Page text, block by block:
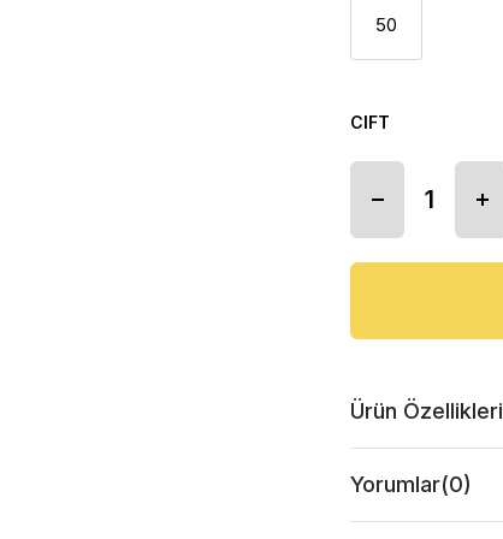
50
CIFT
Ürün Özellikleri
Yorumlar(0)